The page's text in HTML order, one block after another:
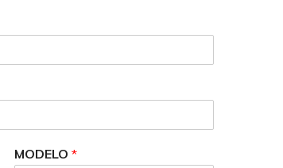
MODELO*